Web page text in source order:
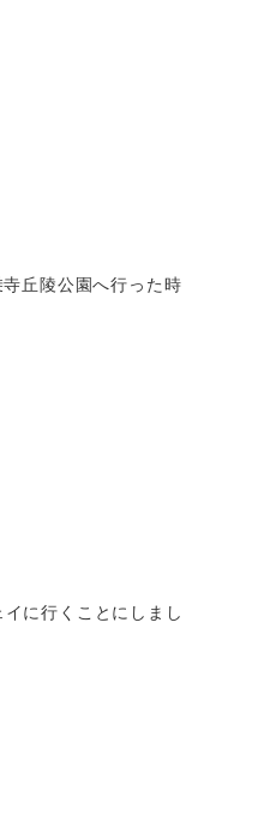
丘陵公園へ行った時
に行くことにしまし